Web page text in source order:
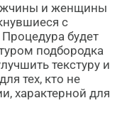
и женщины
с
будет
подбородка
текстуру и
тех, кто не
характерной для